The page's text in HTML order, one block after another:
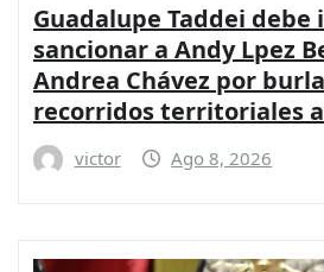
Guadalupe Taddei
sancionar a Andy Lpez
Andrea Chávez por
recorridos territoriales
victor Ago 8, 2026